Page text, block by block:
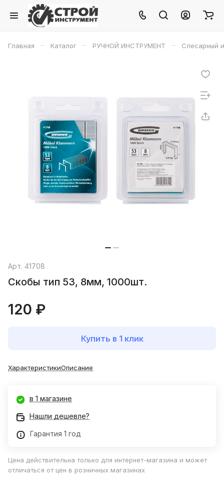
Главная – Каталог – РУЧНОЙ ИНСТРУМЕНТ – Слесарный
Арт. 41708
Скобы тип 53, 8мм, 1000шт.
120 ₽
Купить в 1 клик
ХарактеристикиОписание
в 1 магазине
Нашли дешевле?
Гарантия 1 год
Цена действительна только для интернет-магазина и может
отличаться от цен в розничных магазинах